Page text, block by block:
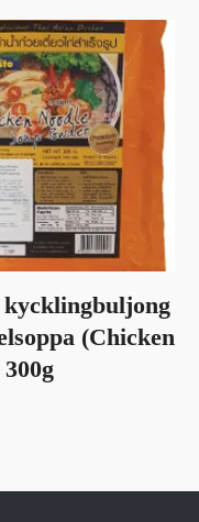
kycklingbuljong
(Chicken